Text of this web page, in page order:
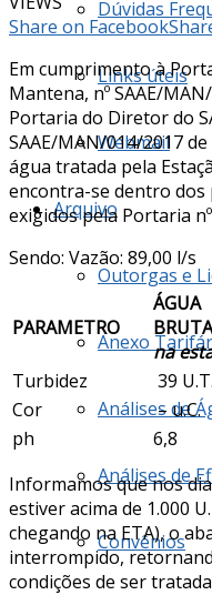
Dúvidas
Links úteis
Webmail
Arquivo
Outorgas e
Anexo
Análises de
Análises de
Convênios
Share on Facebook
Em cumprimento à
Mantena, nº SAAE/
Portaria do Diretor do
SAAE/MAN/014/2017
água tratada pela
encontra-se dentro
exigidos pela Portaria
Sendo: Vazão: 89,00 l/s
PARAMETRO
ÁGUA
BRUTA
na
Turbidez
39 U.T.
Cor
– u.C.
ph
6,8
Informamos que nos
estiver acima de 1.000
chegando na ETA), o
interrompido,
condições de ser